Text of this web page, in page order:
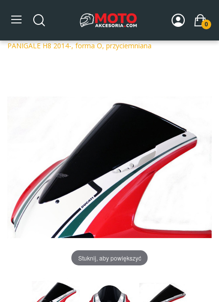
0
Strona główna DLA MOTOCYKLA Szyby
Szyby
PANIGALE H8 2014-, forma O, przyciemniana
Stuknij, aby powiększyć